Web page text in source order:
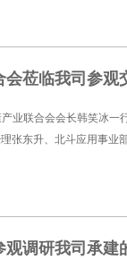
莅临我司参观
业联合会会长韩笑冰一
张东升、北斗应用事业
调研我司承建